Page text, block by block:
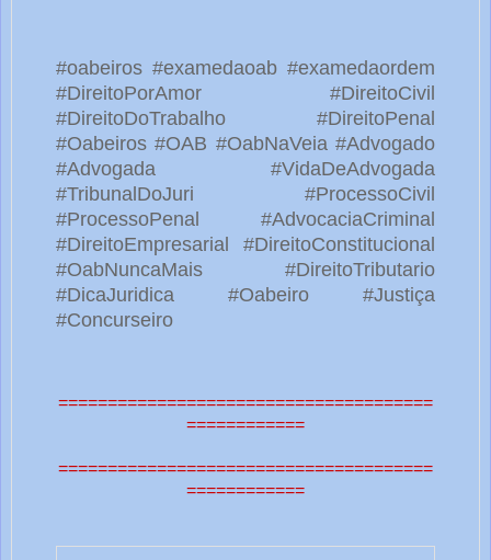
#oabeiros #examedaoab #examedaordem
#DireitoPorAmor #DireitoCivil
#DireitoDoTrabalho #DireitoPenal
#Oabeiros #OAB #OabNaVeia #Advogado
#Advogada #VidaDeAdvogada
#TribunalDoJuri #ProcessoCivil
#ProcessoPenal #AdvocaciaCriminal
#DireitoEmpresarial #DireitoConstitucional
#OabNuncaMais #DireitoTributario
#DicaJuridica #Oabeiro #Justiça
#Concurseiro
======================================
============
======================================
============